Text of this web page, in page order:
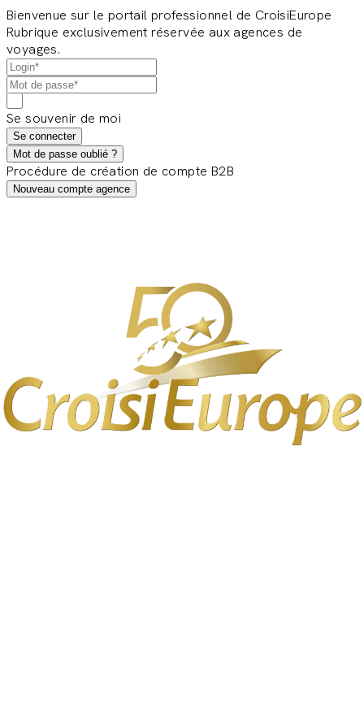
Bienvenue sur le portail professionnel de CroisiEurope
Rubrique exclusivement réservée aux agences de
voyages.
Se souvenir de moi
Se connecter
Mot de passe oublié ?
Procédure de création de compte B2B
Nouveau compte agence